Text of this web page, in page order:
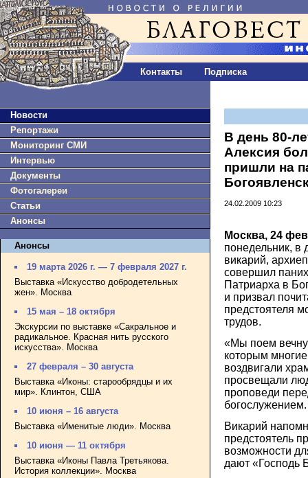
Контакты Подписка
Новости
Репортажи
Мониторинг СМИ
Интервью
Документы
Фотогалереи
Статьи
Анонсы
Анонсы
19 марта 2026 г. — 7 февраля 2027 г.
Выставка «Искусство добродетельных
жен». Москва
15 мая – 18 октября
Экскурсии по выставке «Сакральное и
радикальное. Красная нить русского
искусства». Москва
27 февраля – 30 августа
Выставка «Иконы: старообрядцы и их
мир». Клинтон, США
10 июня – 16 августа
Выставка «Именитые люди». Москва
10 июня — 11 октября
Выставка «Иконы Павла Третьякова.
История коллекции». Москва
В день 80-
Алексия
пришли на
24.02.2009 10:23
Москва, 24
понедельник, в
викарий,
совершил
Патриарха в
и призвал
предстоятеля
трудов.
«Мы поем
которым
воздвигали
просвещали
проповеди
богослужением.
Викарий
предстоятель
возможности
дают «Господь